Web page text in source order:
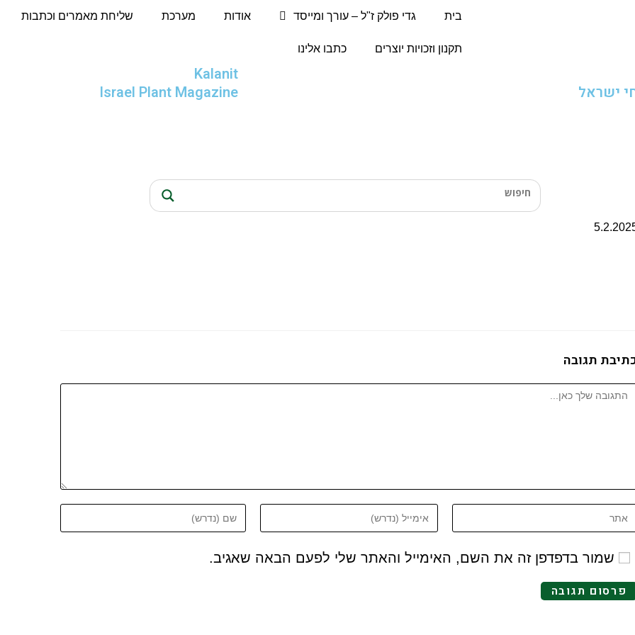
בית גדי פולק ז"ל – עורך ומייסד אודות מערכת שליחת מאמרים וכתבות
תקנון וזכויות יוצרים כתבו אלינו
ישראל
Kalanit
Israel Plant Magazine
תגובה
שמור בדפדפן זה את השם, האימייל והאתר שלי לפעם הבאה שאגיב.